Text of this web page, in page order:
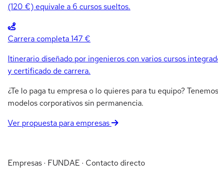
(120 €) equivale a 6 cursos sueltos.
Carrera completa147 €
Itinerario diseñado por ingenieros con varios cursos
y certificado de carrera.
¿Te lo paga tu empresa o lo quieres para tu equipo? Tenemos
modelos corporativos sin permanencia.
Ver propuesta para empresas
Empresas · FUNDAE · Contacto directo